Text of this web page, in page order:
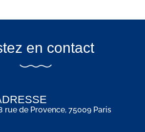
en contact
rue de Provence, 75009 Paris